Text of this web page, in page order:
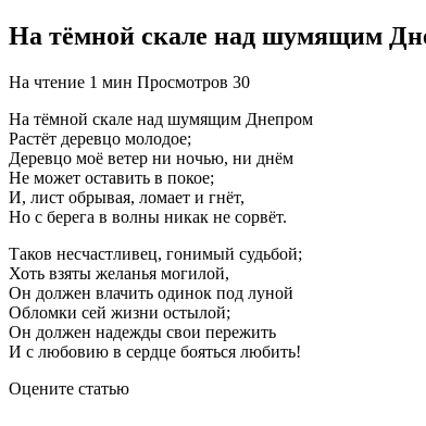
На тёмной скале над шумящим
На чтение 1 мин Просмотров 30
На тёмной скале над шумящим Днепром
Растёт деревцо молодое;
Деревцо моё ветер ни ночью, ни днём
Не может оставить в покое;
И, лист обрывая, ломает и гнёт,
Но с берега в волны никак не сорвёт.
Таков несчастливец, гонимый судьбой;
Хоть взяты желанья могилой,
Он должен влачить одинок под луной
Обломки сей жизни остылой;
Он должен надежды свои пережить
И с любовию в сердце бояться любить!
Оцените статью